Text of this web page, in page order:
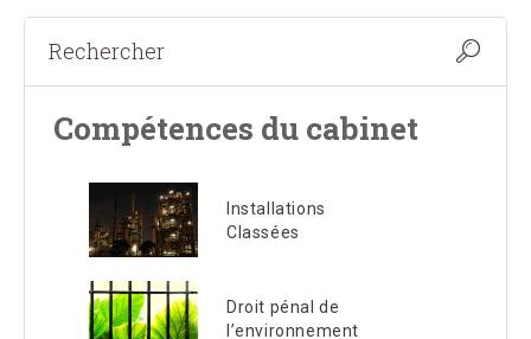
Compétences du cabinet
Installations
Classées
Droit pénal de
l’environnement